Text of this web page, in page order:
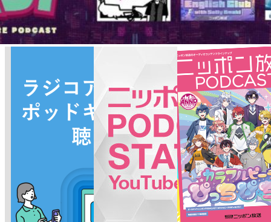
このポッドキャストはAIを活用した多言語変換ツール「リングイイ
ネ！」を用いて英語に自動変換されております。固有名詞など翻訳
に多少の差が生じることを予めご了承下さい。
This podcast is automatically converted into English using the AI-based
other-language conversion tool "Lingueene! "Please note that there may
be some differences in translation, such as proper nouns.
omnystudio.com/listener for privacy information.
リ
ス
ト
ン